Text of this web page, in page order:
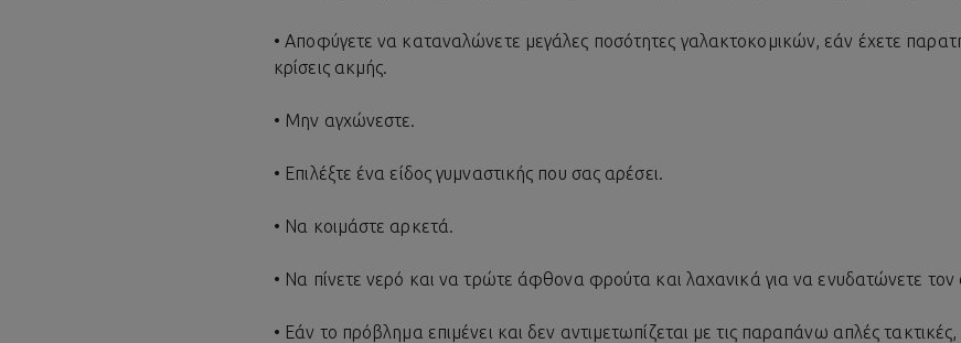
• Αποφύγετε να καταναλώνετε μεγάλες ποσότητες γαλακτοκομικών, εάν έχετε
κρίσεις ακμής.
• Μην αγχώνεστε.
• Επιλέξτε ένα είδος γυμναστικής που σας αρέσει.
• Να κοιμάστε αρκετά.
• Να πίνετε νερό και να τρώτε άφθονα φρούτα και λαχανικά για να ενυδατώνετε τον
• Εάν το πρόβλημα επιμένει και δεν αντιμετωπίζεται με τις παραπάνω απλές τακτικές,